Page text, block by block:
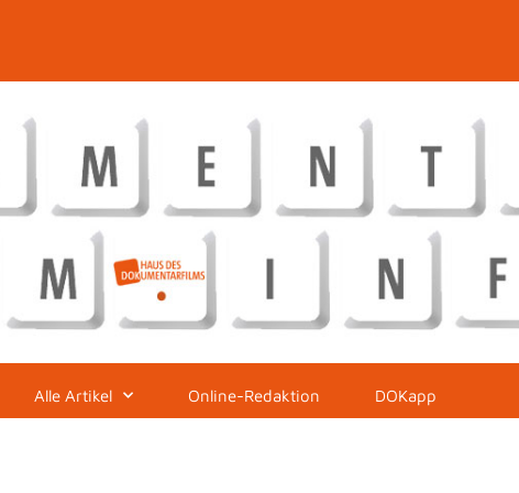
Alle Artikel Online-Redaktion DOKapp